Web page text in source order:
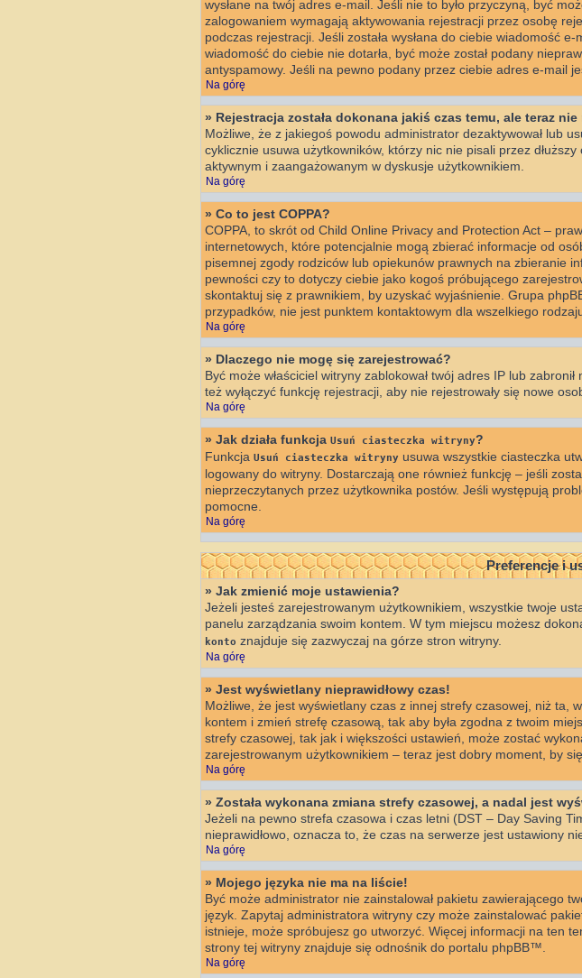
wysłane na twój adres e-mail. Jeśli nie to było przyczyną, być
zalogowaniem wymagają aktywowania rejestracji przez osobę
podczas rejestracji. Jeśli została wysłana do ciebie wiadomość
wiadomość do ciebie nie dotarła, być może został podany
antyspamowy. Jeśli na pewno podany przez ciebie adres e-mail
Na górę
» Rejestracja została dokonana jakiś czas temu, ale teraz
Możliwe, że z jakiegoś powodu administrator dezaktywował lub
cyklicznie usuwa użytkowników, którzy nic nie pisali przez
aktywnym i zaangażowanym w dyskusje użytkownikiem.
Na górę
» Co to jest COPPA?
COPPA, to skrót od Child Online Privacy and Protection Act –
internetowych, które potencjalnie mogą zbierać informacje od
pisemnej zgody rodziców lub opiekunów prawnych na zbieranie
pewności czy to dotyczy ciebie jako kogoś próbującego
skontaktuj się z prawnikiem, by uzyskać wyjaśnienie. Grupa
przypadków, nie jest punktem kontaktowym dla wszelkiego
Na górę
» Dlaczego nie mogę się zarejestrować?
Być może właściciel witryny zablokował twój adres IP lub
też wyłączyć funkcję rejestracji, aby nie rejestrowały się nowe
Na górę
» Jak działa funkcja Usuń ciasteczka witryny?
Funkcja Usuń ciasteczka witryny usuwa wszystkie ciasteczka
logowany do witryny. Dostarczają one również funkcję – jeśli
nieprzeczytanych przez użytkownika postów. Jeśli występują
pomocne.
Na górę
Preferencje i
» Jak zmienić moje ustawienia?
Jeżeli jesteś zarejestrowanym użytkownikiem, wszystkie twoje
panelu zarządzania swoim kontem. W tym miejscu możesz
konto znajduje się zazwyczaj na górze stron witryny.
Na górę
» Jest wyświetlany nieprawidłowy czas!
Możliwe, że jest wyświetlany czas z innej strefy czasowej, niż ta,
kontem i zmień strefę czasową, tak aby była zgodna z twoim
strefy czasowej, tak jak i większości ustawień, może zostać
zarejestrowanym użytkownikiem – teraz jest dobry moment, by
Na górę
» Została wykonana zmiana strefy czasowej, a nadal jest
Jeżeli na pewno strefa czasowa i czas letni (DST – Day Saving
nieprawidłowo, oznacza to, że czas na serwerze jest ustawiony
Na górę
» Mojego języka nie ma na liście!
Być może administrator nie zainstalował pakietu zawierającego
język. Zapytaj administratora witryny czy może zainstalować
istnieje, może spróbujesz go utworzyć. Więcej informacji na ten
strony tej witryny znajduje się odnośnik do portalu phpBB™.
Na górę